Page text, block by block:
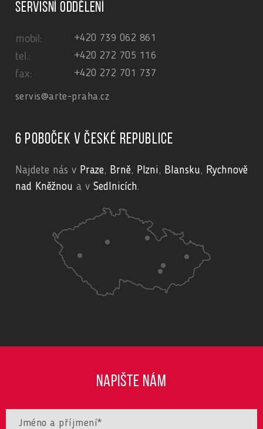
Servisní oddělení
mobil: +420 739 062 861
tel.: +420 272 705 116
fax: +420 272 701 737
servis@arte-praha.cz
6 poboček v České republice
Najdete nás v Praze, Brně, Plzni, Blansku, Rychnově
nad Kněžnou a v Sedlnicích.
NAPIŠTE NÁM